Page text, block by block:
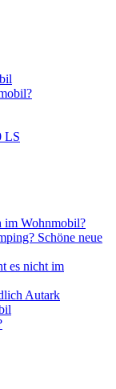
LS
im Wohnmobil?
Schöne neue
es nicht im
Autark